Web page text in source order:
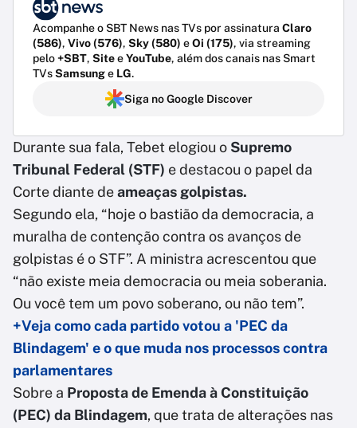
Acompanhe o SBT News nas TVs por assinatura Claro
(586), Vivo (576), Sky (580) eOi (175), via streaming
pelo+SBT, SiteeYouTube, além dos canais nas Smart
TVsSamsunge LG.
Siga no Google Discover
Durante sua fala, Tebet elogiou o Supremo
Tribunal Federal (STF) e destacou o papel da
Corte diante deameaças golpistas.
Segundo ela, “hoje o bastião da democracia, a
muralha de contenção contra os avanços de
golpistas é o STF”. A ministra acrescentou que
“não existe meia democracia ou meia soberania.
Ou você tem um povo soberano, ou não tem”.
+Veja como cada partido votou a 'PEC da
Blindagem' e o que muda nos processos contra
parlamentares
Sobre a Proposta de Emenda à Constituição
(PEC) da Blindagem, que trata de alterações nas